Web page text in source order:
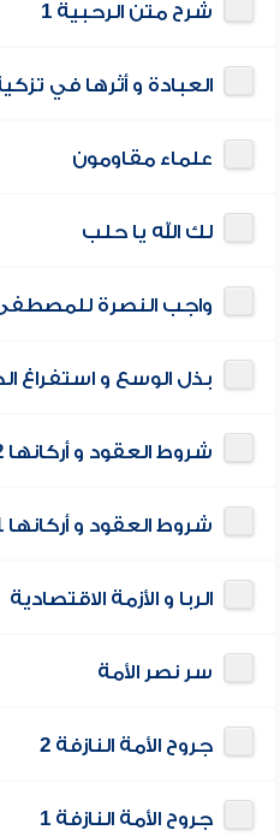
شرح متن الرحبية 1
العبادة و أثرها في
علماء مقاومون
لك الله يا حلب
واجب النصرة
بذل الوسع و استفراغ
شروط العقود و أركانها 2
شروط العقود و أركانها 1
الربا و الأزمة الاقتصادية
سر نصر الأمة
جروح الأمة النازفة 2
جروح الأمة النازفة 1